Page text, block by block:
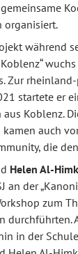
organisiert.
während
Zur
startete er
Koblenz.
auch
die
Helen Al-
an der
zum
durchführten.
in der